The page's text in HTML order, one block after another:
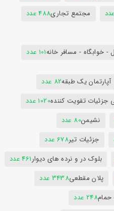
مجتمع تجاری488 عدد
خوابگاه - مسافر خانه101 عدد
آپارتمان یک طبقه82 عدد
جزئیات تقویت کننده1020 عدد
نشیمن80 عدد
جزئیات تیر678 عدد
بلوک در و نرده های دیوار461 عدد
پلان مقطعی3438 عدد
حمام248 عدد